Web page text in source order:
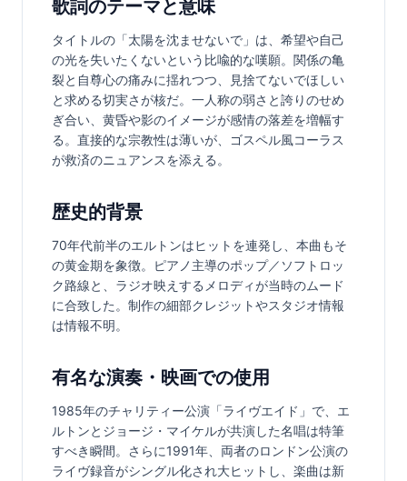
歌詞のテーマと意味
タイトルの「太陽を沈ませないで」は、希望や自己
の光を失いたくないという比喩的な嘆願。関係の亀
裂と自尊心の痛みに揺れつつ、見捨てないでほしい
と求める切実さが核だ。一人称の弱さと誇りのせめ
ぎ合い、黄昏や影のイメージが感情の落差を増幅す
る。直接的な宗教性は薄いが、ゴスペル風コーラス
が救済のニュアンスを添える。
歴史的背景
70年代前半のエルトンはヒットを連発し、本曲もそ
の黄金期を象徴。ピアノ主導のポップ／ソフトロッ
ク路線と、ラジオ映えするメロディが当時のムード
に合致した。制作の細部クレジットやスタジオ情報
は情報不明。
有名な演奏・映画での使用
1985年のチャリティー公演「ライヴエイド」で、エ
ルトンとジョージ・マイケルが共演した名唱は特筆
すべき瞬間。さらに1991年、両者のロンドン公演の
ライヴ録音がシングル化され大ヒットし、楽曲は新